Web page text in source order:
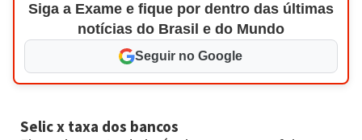
Siga a Exame e fique por dentro das últimas
notícias do Brasil e do Mundo
Seguir no Google